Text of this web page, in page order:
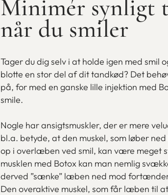
Minimér synligt
når du smiler
Tager du dig selv i at holde igen med smil
blotte en stor del af dit tandkød? Det
på, for med en ganske lille injektion med
smile.
Nogle har ansigtsmuskler, der er mere
bl.a. betyde, at den muskel, som løber
op i overlæben ved smil, kan være meget
musklen med Botox kan man nemlig
derved ”sænke” læben ned mod
Den overaktive muskel, som får læben til